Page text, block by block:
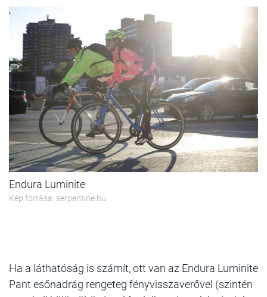
Endura Luminite
Kép forrása: serpentine.hu
Ha a láthatóság is számít, ott van az Endura Luminite
Pant esőnadrág rengeteg fényvisszaverővel (szintén